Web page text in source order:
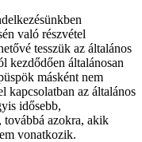
való részvétel
tesszük az általános
kezdődően általánosan
másként nem
kapcsolatban az általános
idősebb,
továbbá azokra, akik
vonatkozik.